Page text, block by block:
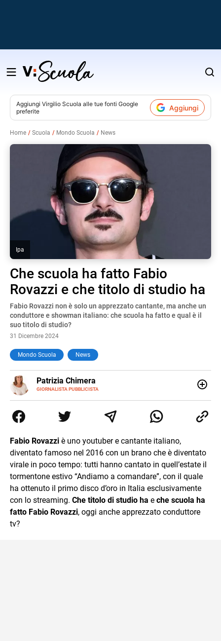
Salta
contenuto
Aggiungi Virgilio Scuola alle tue fonti Google
preferite
Aggiungi
Home Scuola Mondo Scuola News
Ipa
Che scuola ha fatto Fabio
Rovazzi e che titolo di studio ha
Fabio Rovazzi non è solo un apprezzato cantante, ma anche un
conduttore e showman italiano: che scuola ha fatto e qual è il
suo titolo di studio?
31 Dicembre 2024
Mondo Scuola News
Patrizia Chimera
GIORNALISTA PUBBLICISTA
E-
MAIL
LINKEDIN
collaborato con grandi gruppi editoriali e agenzie di
comunicazione specializzandosi nella scrittura di articoli
Fabio Rovazzi è uno youtuber e cantante italiano,
diventato famoso nel 2016 con un brano che è diventato
virale in poco tempo: tutti hanno cantato in quell’estate il
tormentone estivo “Andiamo a comandare”, con il quale
ha ottenuto il primo disco d’oro in Italia esclusivamente
con lo streaming. Che titolo di studio ha e che scuola ha
fatto Fabio Rovazzi, oggi anche apprezzato conduttore
tv?